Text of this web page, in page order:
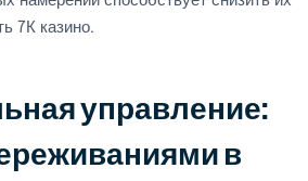
7К казино.
управление:
в